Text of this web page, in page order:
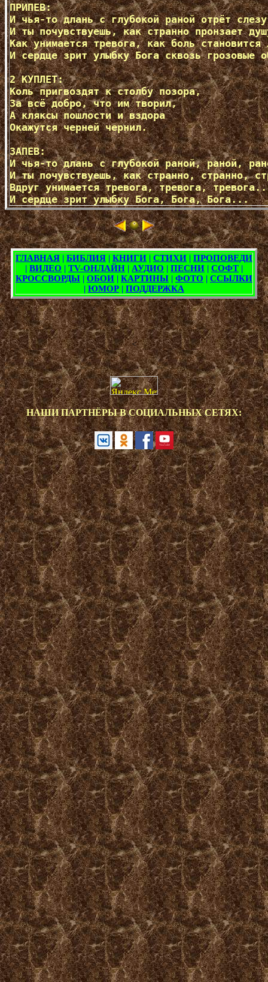
ПРИПЕВ:
И чья-то длань с глубокой раной отрёт
И ты почувствуешь, как странно пронзает
Как унимается тревога, как боль
И сердце зрит улыбку Бога сквозь грозовые
2 КУПЛЕТ:
Коль пригвоздят к столбу позора,
За всё добро, что им творил,
А кляксы пошлости и вздора
Окажутся черней чернил.
ЗАПЕВ:
И чья-то длань с глубокой раной, раной,
И ты почувствуешь, как странно, странно,
Вдруг унимается тревога, тревога,
<